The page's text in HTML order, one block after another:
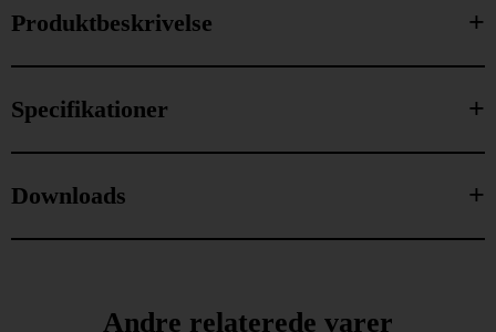
Produktbeskrivelse
Specifikationer
Downloads
Andre relaterede varer